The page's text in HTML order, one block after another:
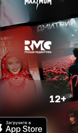
12+